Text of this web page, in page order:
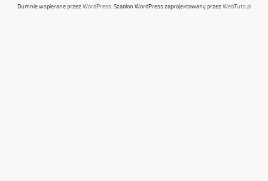
Dumnie wspierane przezWordPress. Szablon WordPress zaprojektowany przezWebTuts.pl